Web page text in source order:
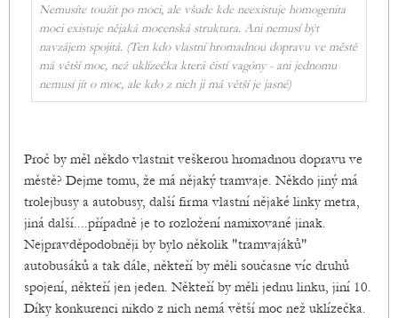
Nemusíte toužit po moci, ale všude kde neexistuje homogenita
moci existuje nějaká mocenská struktura. Ani nemusí být
navzájem spojitá. (Ten kdo vlastní hromadnou dopravu ve městě
má větší moc, než uklízečka která čistí vagóny - ani jednomu
nemusí jít o moc, ale kdo z nich ji má větší je jasné)
Proč by měl někdo vlastnit veškerou hromadnou dopravu ve
městě? Dejme tomu, že má nějaký tramvaje. Někdo jiný má
trolejbusy a autobusy, další firma vlastní nějaké linky metra,
jiná další....případně je to rozložení namixované jinak.
Nejpravděpodobněji by bylo několik "tramvajáků"
autobusáků a tak dále, někteří by měli současne víc druhů
spojení, někteří jen jeden. Někteří by měli jednu linku, jiní 10.
Díky konkurenci nikdo z nich nemá větší moc než uklízečka.